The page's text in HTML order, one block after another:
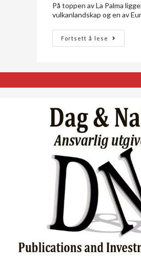
På toppen av La Palma
vulkanlandskap og en av
Fortsett å lese